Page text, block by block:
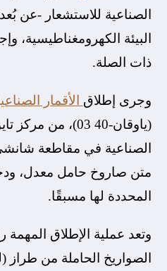
الصناعية للاستشعار -عن
البيئة الكهرومغناطيسية،
ذات الصلة.
وجرى إطلاق الأقمار
(ياوقان-40 03)، من
الصناعية في مقاطعة
متن صاروخ حامل معدل،
المحددة لها مسبقًا.
الصواريخ الحاملة من طراز